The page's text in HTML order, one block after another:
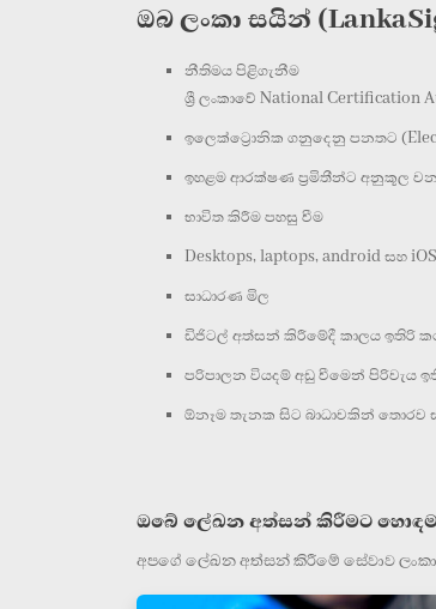
ඔබ ලංකා සයින්
නීතිමය පිළිගැනීම
ශ්‍රී ලංකාවේ National
ඉලෙක්ට්‍රොනික ගනුදෙනු පනතට
ඉහළම ආරක්ෂණ ප්‍රමිතීන්ට අනුකූල
භාවිත කිරීම පහසු වීම
Desktops, laptops, android සහ
සාධාරණ මිල
ඩිජිටල් අත්සන් කිරීමේදී කාලය ඉතිරි
පරිපාලන වියදම් අඩු වීමෙන් පිරිවැය
ඕනෑම තැනක සිට බාධාවකින් තොරව
ඔබේ ලේඛන අත්සන් කිරීමට
අපගේ ලේඛන අත්සන් කිරීමේ සේවාව